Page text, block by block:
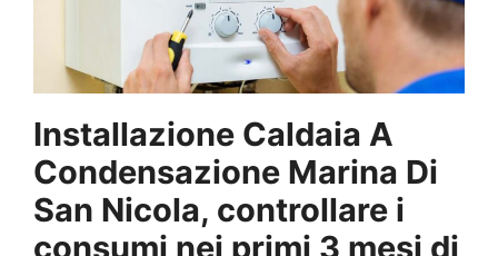
Installazione Caldaia A
Condensazione Marina Di
San Nicola, controllare i
consumi nei primi 3 mesi di